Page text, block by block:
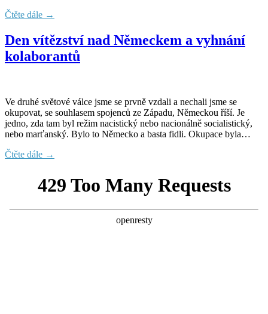
Čtěte dále →
Den vítězství nad Německem a vyhnání
kolaborantů
Ve druhé světové válce jsme se prvně vzdali a nechali jsme se
okupovat, se souhlasem spojenců ze Západu, Německou říší. Je
jedno, zda tam byl režim nacistický nebo nacionálně socialistický,
nebo marťanský. Bylo to Německo a basta fidli. Okupace byla…
Čtěte dále →